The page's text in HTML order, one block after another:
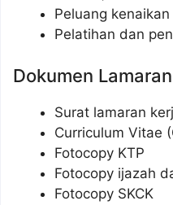
Peluang
Pelatihan dan
Dokumen Lamaran
Surat lamaran
Curriculum Vitae
Fotocopy KTP
Fotocopy ijazah
Fotocopy SKCK